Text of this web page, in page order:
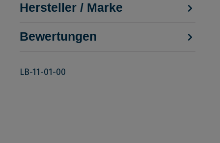
Hersteller / Marke
Bewertungen
LB-11-01-00